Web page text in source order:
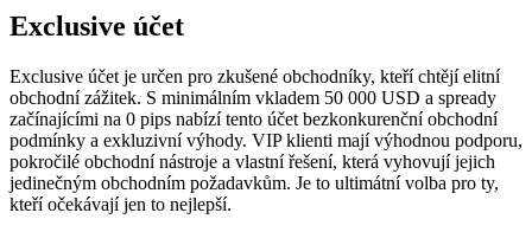
Exclusive účet
Exclusive účet je určen pro zkušené obchodníky, kteří chtějí elitní
obchodní zážitek. S minimálním vkladem 50 000 USD a spready
začínajícími na 0 pips nabízí tento účet bezkonkurenční obchodní
podmínky a exkluzivní výhody. VIP klienti mají výhodnou podporu,
pokročilé obchodní nástroje a vlastní řešení, která vyhovují jejich
jedinečným obchodním požadavkům. Je to ultimátní volba pro ty,
kteří očekávají jen to nejlepší.